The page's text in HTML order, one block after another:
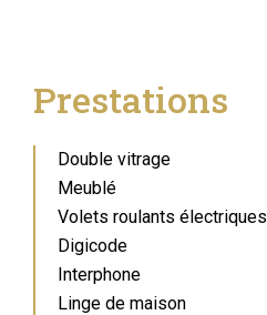
Prestations
Double vitrage
Meublé
Volets roulants électriques
Digicode
Interphone
Linge de maison